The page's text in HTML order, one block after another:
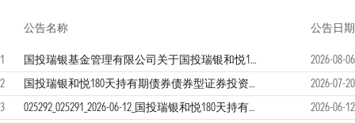
公告名称 公告日期
1 国投瑞银基金管理有限公司关于国投瑞银和悦180天持有期债券型证券投资基金基金经理变更公告
2026-08-06
2
国投瑞银和悦180天持有期债券债券型证券投资基金2026年第二季度报告
2026-07-20
3
025292_025291_2026-06-12_国投瑞银和悦180天持有期债券型证券投资基金（国投瑞银和悦180天持有期债券C）基金产品资料概要
2026-06-12